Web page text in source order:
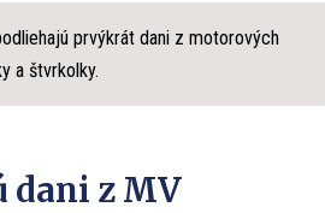
prvýkrát dani z motorových
a štvrkolky.
dani z MV